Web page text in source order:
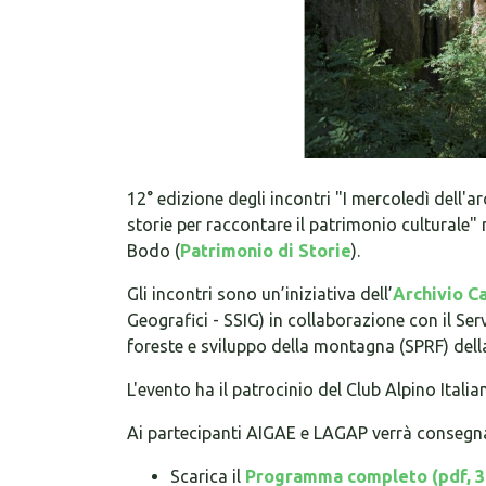
12° edizione degli incontri "I mercoledì
storie per raccontare il patrimonio culturale"
Bodo (Patrimonio di Storie).
Gli incontri sono un’iniziativa dell’Archivio
Geografici - SSIG) in collaborazione con il
foreste e sviluppo della montagna (SPRF)
L'evento ha il patrocinio del Club Alpino
Ai partecipanti AIGAE e LAGAP verrà
Scarica il Programma completo (pdf,